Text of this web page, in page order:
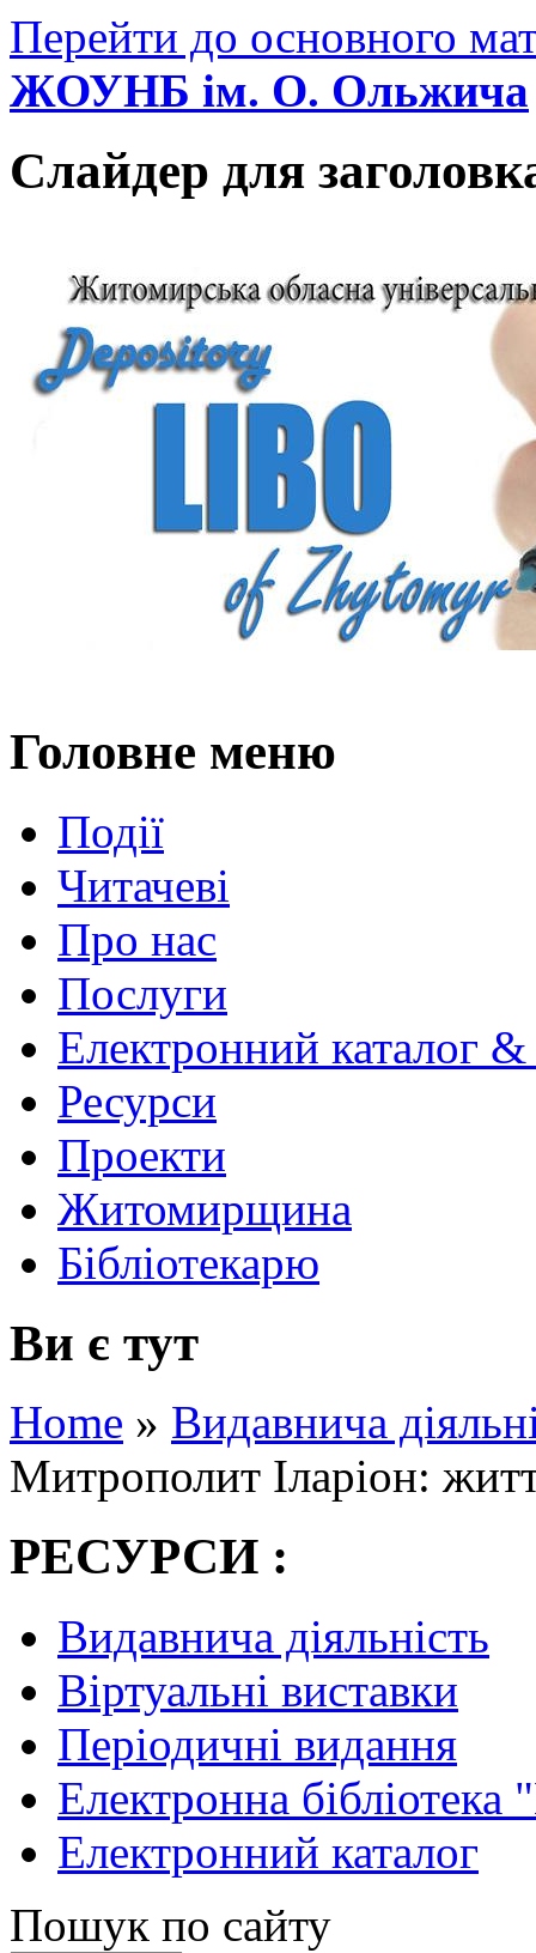
Перейти до основного
ЖОУНБ ім. О. Ольжича
Слайдер для
Головне меню
Події
Читачеві
Про нас
Послуги
Електронний каталог
Ресурси
Проекти
Житомирщина
Бібліотекарю
Ви є тут
Home » Видавнича
Митрополит Іларіон:
РЕСУРСИ :
Видавнича діяльність
Віртуальні виставки
Періодичні видання
Електронна
Електронний каталог
Пошук по сайту